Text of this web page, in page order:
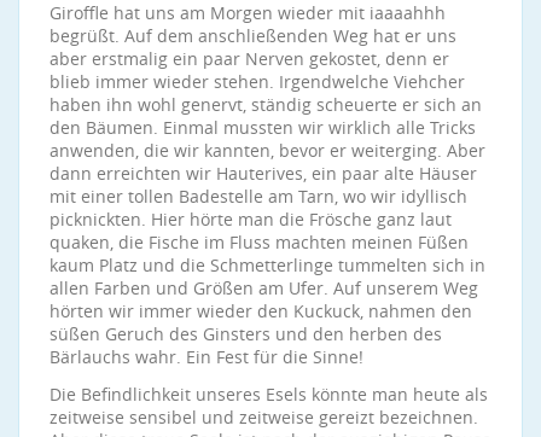
Giroffle hat uns am Morgen wieder mit iaaaahhh
begrüßt. Auf dem anschließenden Weg hat er uns
aber erstmalig ein paar Nerven gekostet, denn er
blieb immer wieder stehen. Irgendwelche Viehcher
haben ihn wohl genervt, ständig scheuerte er sich an
den Bäumen. Einmal mussten wir wirklich alle Tricks
anwenden, die wir kannten, bevor er weiterging. Aber
dann erreichten wir Hauterives, ein paar alte Häuser
mit einer tollen Badestelle am Tarn, wo wir idyllisch
picknickten. Hier hörte man die Frösche ganz laut
quaken, die Fische im Fluss machten meinen Füßen
kaum Platz und die Schmetterlinge tummelten sich in
allen Farben und Größen am Ufer. Auf unserem Weg
hörten wir immer wieder den Kuckuck, nahmen den
süßen Geruch des Ginsters und den herben des
Bärlauchs wahr. Ein Fest für die Sinne!
Die Befindlichkeit unseres Esels könnte man heute als
zeitweise sensibel und zeitweise gereizt bezeichnen.